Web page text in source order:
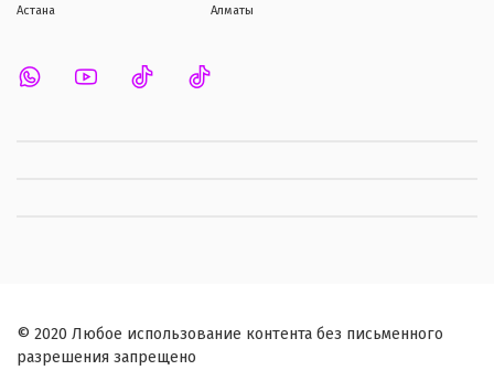
Астана Алматы
© 2020 Любое использование контента без письменного
разрешения запрещено